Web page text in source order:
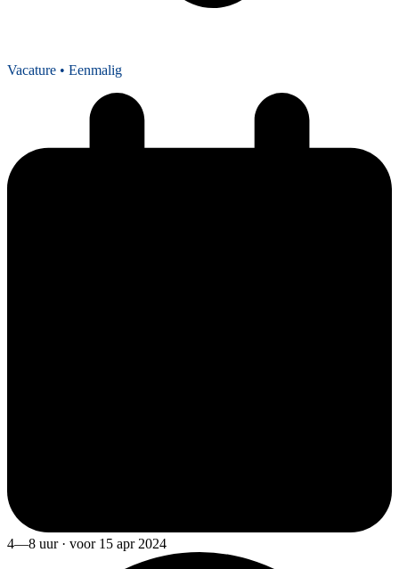
Vacature • Eenmalig
4—8 uur · voor 15 apr 2024